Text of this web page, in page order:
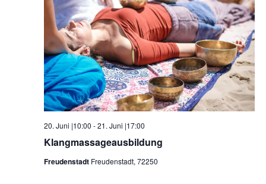
Klangmassageausbildung
20. Juni |10:00 -21. Juni |17:00
Freudenstadt Freudenstadt, 72250